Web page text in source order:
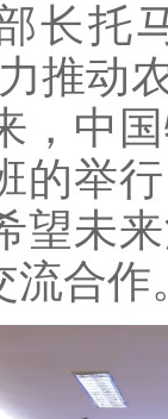
长托
推动
，中
的举
望未
流合作